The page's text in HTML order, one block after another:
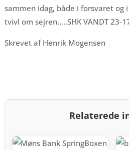
sammen idag, både i forsvaret og
tvivl om sejren…..SHK VANDT 23-
Skrevet af Henrik Mogensen
Relaterede